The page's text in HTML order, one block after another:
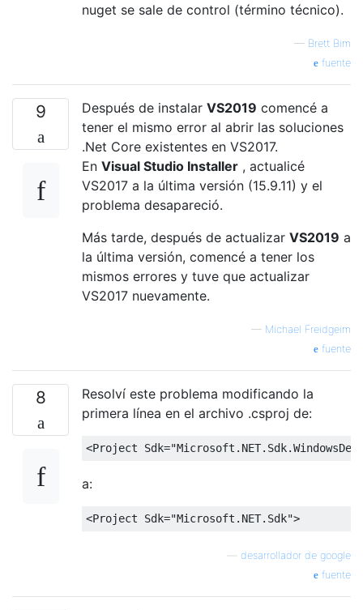
nuget se sale de control (término técnico).
— Brett Bim
fuente
9 Después de instalar VS2019 comencé a
tener el mismo error al abrir las soluciones
.Net Core existentes en VS2017.
En Visual Studio Installer , actualicé
VS2017 a la última versión (15.9.11) y el
problema desapareció.
Más tarde, después de actualizar VS2019 a
la última versión, comencé a tener los
mismos errores y tuve que actualizar
VS2017 nuevamente.
— Michael Freidgeim
fuente
8
Resolví este problema modificando la
primera línea en el archivo .csproj de:
<Project Sdk=
a:
<Project Sdk="Microsoft.NET.Sdk">
desarrollador de google
fuente